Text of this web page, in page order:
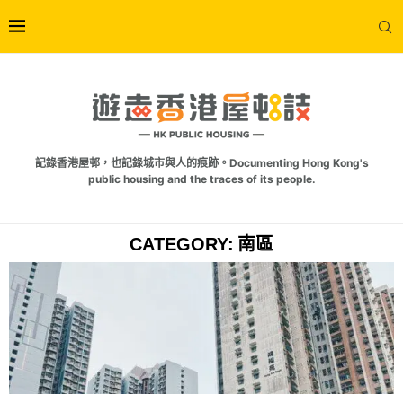
記錄香港屋邨，也記錄城市與人的痕跡。Documenting Hong Kong's
public housing and the traces of its people.
CATEGORY: 南區